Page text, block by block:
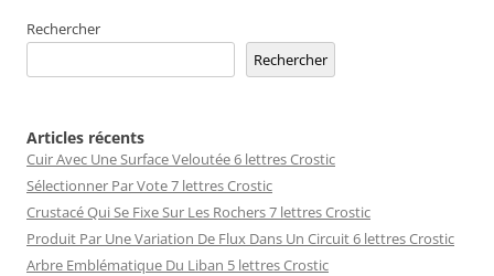
Rechercher
Rechercher
Articles récents
Cuir Avec Une Surface Veloutée 6 lettres Crostic
Sélectionner Par Vote 7 lettres Crostic
Crustacé Qui Se Fixe Sur Les Rochers 7 lettres Crostic
Produit Par Une Variation De Flux Dans Un Circuit 6 lettres Crostic
Arbre Emblématique Du Liban 5 lettres Crostic